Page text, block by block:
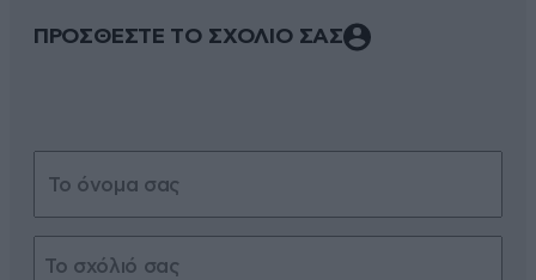
ΠΡΟΣΘΕΣΤΕ ΤΟ ΣΧΟΛΙΟ ΣΑΣ